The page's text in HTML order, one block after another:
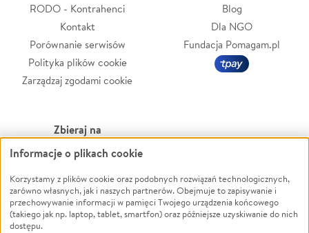
RODO - Kontrahenci
Kontakt
Porównanie serwisów
Polityka plików cookie
Zarządzaj zgodami cookie
Blog
Dla NGO
Fundacja Pomagam.pl
Zbieraj na
Leczenie
Zwierzęta
Pożar
Ukraina
Powódź
Wichura
NGO
Informacje o plikach cookie
Korzystamy z plików cookie oraz podobnych rozwiązań technologicznych,
zarówno własnych, jak i naszych partnerów. Obejmuje to zapisywanie i
przechowywanie informacji w pamięci Twojego urządzenia końcowego
(takiego jak np. laptop, tablet, smartfon) oraz późniejsze uzyskiwanie do nich
dostępu.